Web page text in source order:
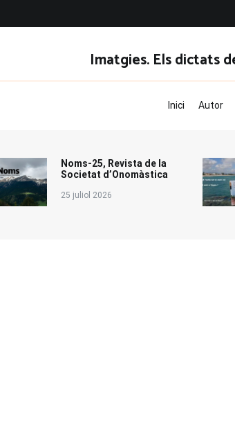
Imatgies. Els dictats
Inici Autor
Noms-25, Revista de la
Societat d’Onomàstica
25 juliol 2026